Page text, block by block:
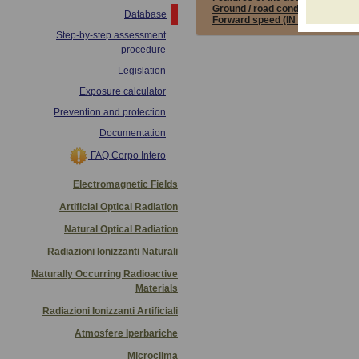
Database
Step-by-step assessment
procedure
Legislation
Exposure calculator
Prevention and protection
Documentation
FAQ Corpo Intero
Electromagnetic Fields
Artificial Optical Radiation
Natural Optical Radiation
Radiazioni Ionizzanti Naturali
Naturally Occurring Radioactive
Materials
Radiazioni Ionizzanti Artificiali
Atmosfere Iperbariche
Microclima
Ground / road conditions:
NOT
Forward speed (IN ITALIAN):